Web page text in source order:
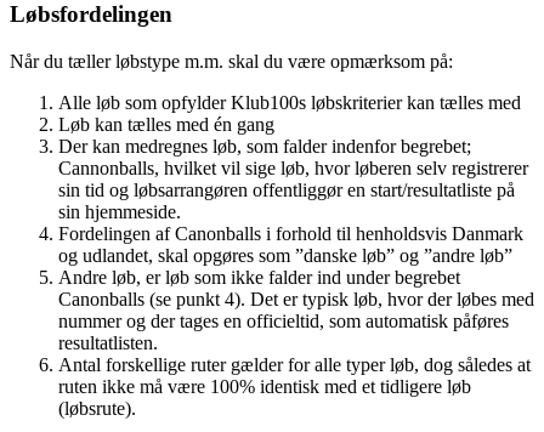
Løbsfordelingen
Når du tæller løbstype m.m. skal du være opmærksom på:
Alle løb som opfylder Klub100s løbskriterier kan tælles med
Løb kan tælles med én gang
Der kan medregnes løb, som falder indenfor begrebet;
Cannonballs, hvilket vil sige løb, hvor løberen selv registrerer
sin tid og løbsarrangøren offentliggør en start/resultatliste på
sin hjemmeside.
Fordelingen af Canonballs i forhold til henholdsvis Danmark
og udlandet, skal opgøres som ”danske løb” og ”andre løb”
Andre løb, er løb som ikke falder ind under begrebet
Canonballs (se punkt 4). Det er typisk løb, hvor der løbes med
nummer og der tages en officieltid, som automatisk påføres
resultatlisten.
Antal forskellige ruter gælder for alle typer løb, dog således at
ruten ikke må være 100% identisk med et tidligere løb
(løbsrute).